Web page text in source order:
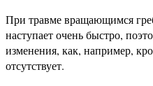
При травме вращающимся
наступает очень быстро,
изменения, как, например,
отсутствует.